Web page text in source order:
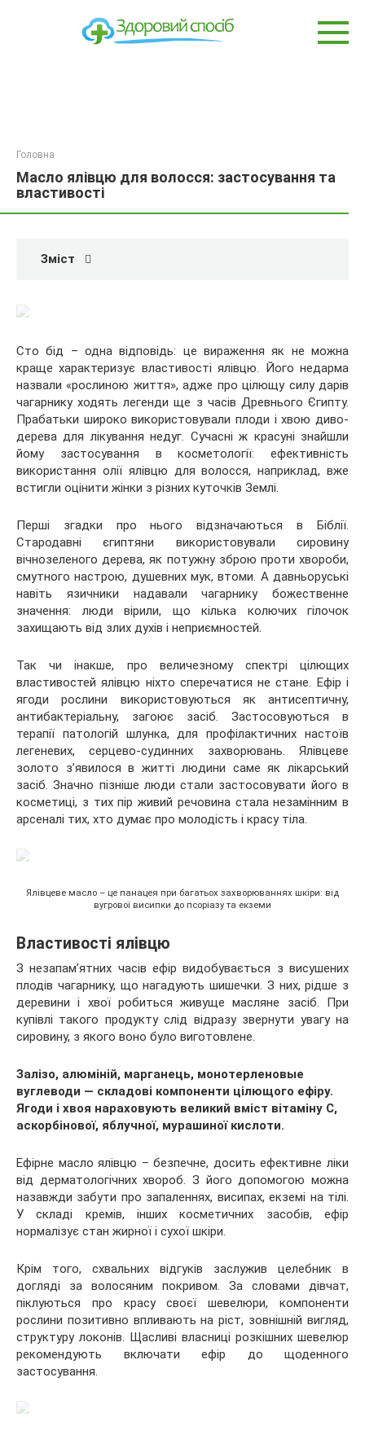
Головна
Масло ялівцю для волосся: застосування та
властивості
Зміст
Сто бід – одна відповідь: це вираження як не можна
краще характеризує властивості ялівцю. Його недарма
назвали «рослиною життя», адже про цілющу силу дарів
чагарнику ходять легенди ще з часів Древнього Єгипту.
Прабатьки широко використовували плоди і хвою диво-
дерева для лікування недуг. Сучасні ж красуні знайшли
йому застосування в косметології: ефективність
використання олії ялівцю для волосся, наприклад, вже
встигли оцінити жінки з різних куточків Землі.
Перші згадки про нього відзначаються в Біблії.
Стародавні єгиптяни використовували сировину
вічнозеленого дерева, як потужну зброю проти хвороби,
смутного настрою, душевних мук, втоми. А давньоруські
навіть язичники надавали чагарнику божественне
значення: люди вірили, що кілька колючих гілочок
захищають від злих духів і неприємностей.
Так чи інакше, про величезному спектрі цілющих
властивостей ялівцю ніхто сперечатися не стане. Ефір і
ягоди рослини використовуються як антисептичну,
антибактеріальну, загоює засіб. Застосовуються в
терапії патологій шлунка, для профілактичних настоїв
легеневих, серцево-судинних захворювань. Ялівцеве
золото з’явилося в житті людини саме як лікарський
засіб. Значно пізніше люди стали застосовувати його в
косметиці, з тих пір живий речовина стала незамінним в
арсеналі тих, хто думає про молодість і красу тіла.
Ялівцеве масло – це панацея при багатьох захворюваннях шкіри: від
вугрової висипки до псоріазу та екземи
Властивості ялівцю
З незапам’ятних часів ефір видобувається з висушених
плодів чагарнику, що нагадують шишечки. З них, рідше з
деревини і хвої робиться живуще масляне засіб. При
купівлі такого продукту слід відразу звернути увагу на
сировину, з якого воно було виготовлене.
Залізо, алюміній, марганець, монотерленовые
вуглеводи — складові компоненти цілющого ефіру.
Ягоди і хвоя нараховують великий вміст вітаміну С,
аскорбінової, яблучної, мурашиної кислоти.
Ефірне масло ялівцю – безпечне, досить ефективне ліки
від дерматологічних хвороб. З його допомогою можна
назавжди забути про запаленнях, висипах, екземі на тілі.
У складі кремів, інших косметичних засобів, ефір
нормалізує стан жирної і сухої шкіри.
Крім того, схвальних відгуків заслужив целебник в
догляді за волосяним покривом. За словами дівчат,
піклуються про красу своєї шевелюри, компоненти
рослини позитивно впливають на ріст, зовнішній вигляд,
структуру локонів. Щасливі власниці розкішних шевелюр
рекомендують включати ефір до щоденного
застосування.